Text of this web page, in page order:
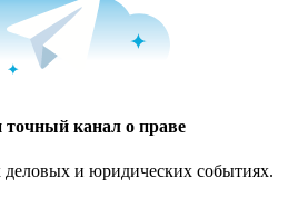
канал о праве
и юридических событиях.